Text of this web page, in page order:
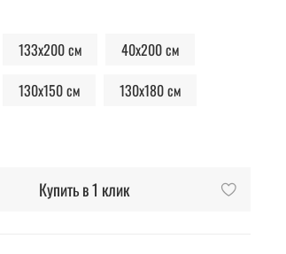
133x200 см
40х200 см
130х150 см
130х180 см
Купить в 1 клик